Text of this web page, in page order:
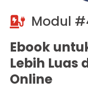
Modul
Ebook
Lebih Luas
Online